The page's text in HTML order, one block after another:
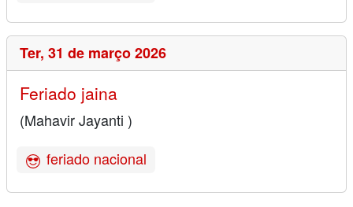
Ter, 31 de março 2026
Feriado jaina
(Mahavir Jayanti )
feriado nacional